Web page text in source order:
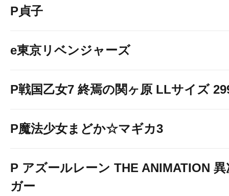
P貞子
e東京リベンジャーズ
P戦国乙女7 終焉の関ヶ原 LLサイズ
P魔法少女まどか☆マギカ3
P アズールレーン THE ANIMATION
ガー